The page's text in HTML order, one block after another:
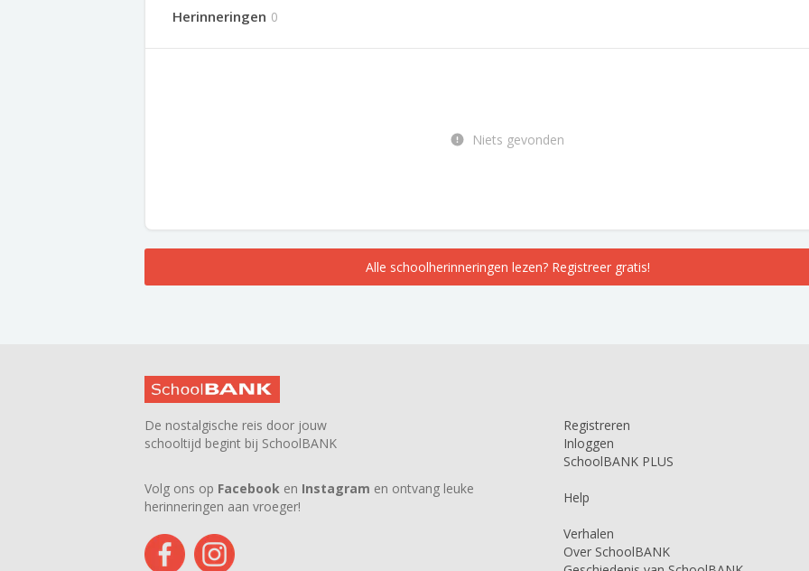
Herinneringen 0
Niets gevonden
Alle schoolherinneringen lezen? Registreer gratis!
De nostalgische reis door jouw
schooltijd begint bij SchoolBANK
Volg ons op Facebook en Instagram en ontvang leuke
herinneringen aan vroeger!
Registreren
Inloggen
SchoolBANK PLUS
Help
Verhalen
Over SchoolBANK